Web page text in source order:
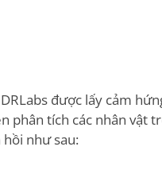
được lấy cảm
phân tích các nhân vật
như sau: